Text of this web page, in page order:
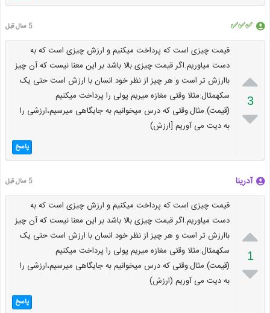
✅✅✅ 5 سال قبل

3

قیمت چیزی است که پرداخت میکنیم و ارزش چیزی است که به
دست میاوریم.اگر قیمت چیزی بالا باشد بر این معنا نیست که آن چیز
باارزش تر است و هر چیز از نظر خود انسان با ارزش است حتی یک
سکهمثال:مثلا وقتی مغازه میریم پولی را پرداخت میکنیم
(قیمت).مثال:وقتی که درس میخوانیم به جایگاهی میرسیم،ارزشی را
به دیت می آوریم [ارزش)
پاسخ
آدرینا 5 سال قبل

1

قیمت چیزی است که پرداخت میکنیم و ارزش چیزی است که به
دست میاوریم.اگر قیمت چیزی بالا باشد بر این معنا نیست که آن چیز
باارزش تر است و هر چیز از نظر خود انسان با ارزش است حتی یک
سکهمثال:مثلا وقتی مغازه میریم پولی را پرداخت میکنیم
(قیمت).مثال:وقتی که درس میخوانیم به جایگاهی میرسیم،ارزشی را
به دیت می آوریم (ارزش)
پاسخ